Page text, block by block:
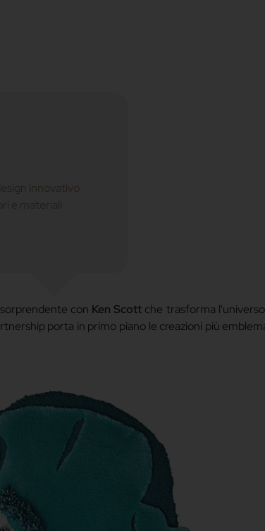
con Ken Scott che trasforma
porta in primo piano le creazioni più